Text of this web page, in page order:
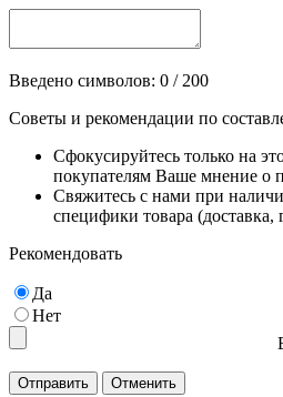
Введено символов: 0 / 200
Советы и рекомендации по
Сфокусируйтесь только на
покупателям Ваше мнение о
Свяжитесь с нами при
специфики товара (доставка,
Рекомендовать
Да
Нет